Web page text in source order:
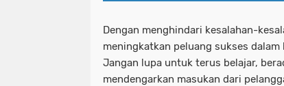
Dengan menghindari kesalahan-
meningkatkan peluang sukses
Jangan lupa untuk terus belajar,
mendengarkan masukan dari